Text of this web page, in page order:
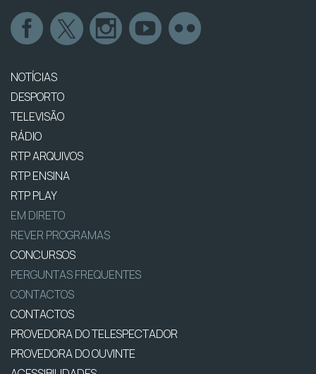
NOTÍCIAS
DESPORTO
TELEVISÃO
RÁDIO
RTP ARQUIVOS
RTP ENSINA
RTP PLAY
EM DIRETO
REVER PROGRAMAS
CONCURSOS
PERGUNTAS FREQUENTES
CONTACTOS
CONTACTOS
PROVEDORA DO TELESPECTADOR
PROVEDORA DO OUVINTE